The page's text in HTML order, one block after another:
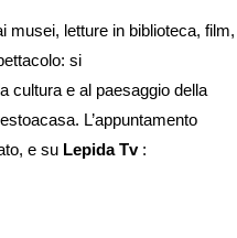
musei, letture in biblioteca, film,
si
cultura e al paesaggio della
L’appuntamento
e su Lepida Tv: